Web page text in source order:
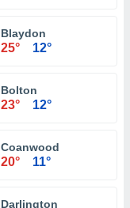
Blaydon
25° 12°
Bolton
23° 12°
Coanwood
20° 11°
Darlington